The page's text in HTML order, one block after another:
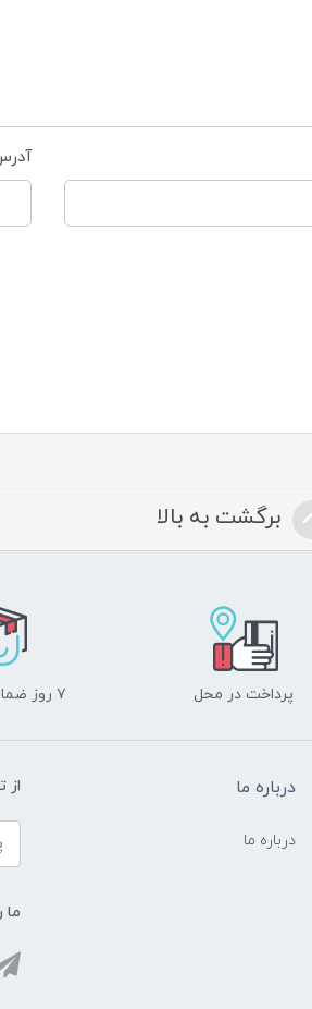
برگشت به بالا
پرداخت در محل ۷ روز ضمانت بازگشت
درباره ما
درباره ما
از
ما